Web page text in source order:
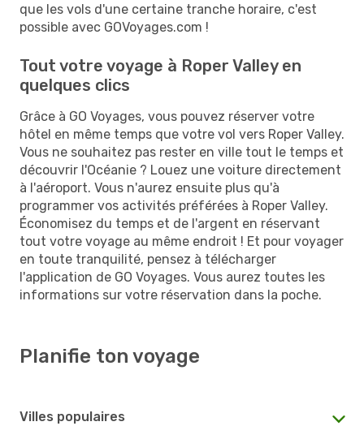
que les vols d'une certaine tranche horaire, c'est
possible avec GOVoyages.com !
Tout votre voyage à Roper Valley en
quelques clics
Grâce à GO Voyages, vous pouvez réserver votre
hôtel en même temps que votre vol vers Roper Valley.
Vous ne souhaitez pas rester en ville tout le temps et
découvrir l'Océanie ? Louez une voiture directement
à l'aéroport. Vous n'aurez ensuite plus qu'à
programmer vos activités préférées à Roper Valley.
Économisez du temps et de l'argent en réservant
tout votre voyage au même endroit ! Et pour voyager
en toute tranquilité, pensez à télécharger
l'application de GO Voyages. Vous aurez toutes les
informations sur votre réservation dans la poche.
Planifie ton voyage
Villes populaires